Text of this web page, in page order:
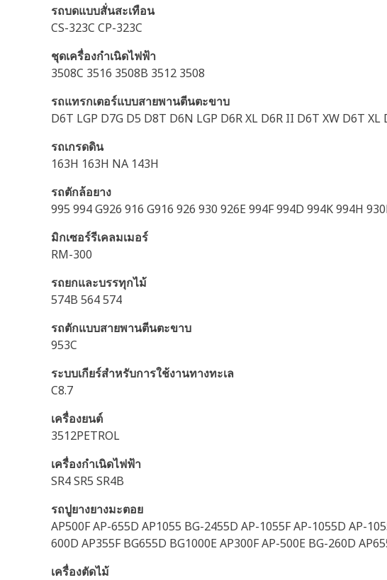
รถบดแบบสั่นสะเทือน
CS-323C CP-323C
ชุดเครื่องกำเนิดไฟฟ้า
3508C 3516 3508B 3512 3508
รถแทรกเตอร์แบบสายพานตีนตะขาบ
D6T LGP D7G D5 D8T D6N LGP D6R XL D6R II D6T XW D6T
รถเกรดดิน
163H 163H NA 143H
รถตักล้อยาง
995 994 G926 916 G916 926 930 926E 994F 994D 994K 994H
มิกเซอร์รีเคลมเมอร์
RM-300
รถยกและบรรทุกไม้
574B 564 574
รถตักแบบสายพานตีนตะขาบ
953C
ระบบเกียร์สำหรับการใช้งานทางทะเล
C8.7
เครื่องยนต์
3512PETROL
เครื่องกำเนิดไฟฟ้า
SR4 SR5 SR4B
รถปูยางยางมะตอย
AP500F AP-655D AP1055 BG-2455D AP-1055F AP-1055D AP-
600D AP355F BG655D BG1000E AP300F AP-500E BG-260D
เครื่องตัดไม้